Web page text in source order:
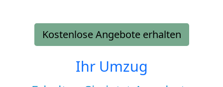
Kostenlose Angebote erhalten
Ihr Umzug